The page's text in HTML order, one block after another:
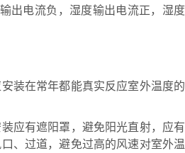
出电流负，湿度输出电流正，湿度
装在常年都能真实反应室外温度的
应有遮阳罩，避免阳光直射，应有
、过道，避免过高的风速对室外温